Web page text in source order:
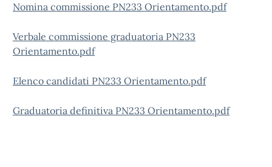
Nomina commissione PN233 Orientamento.pdf
Verbale commissione graduatoria PN233
Orientamento.pdf
Elenco candidati PN233 Orientamento.pdf
Graduatoria definitiva PN233 Orientamento.pdf